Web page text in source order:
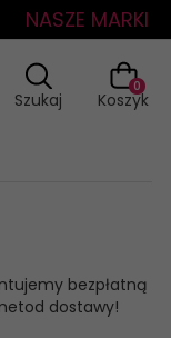
NASZE MARKI
Szukaj Koszyk
0
bezpłatną
dostawy!